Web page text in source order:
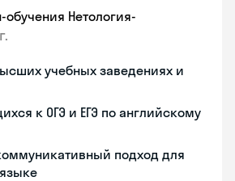
обучения Нетология-
учебных заведениях и
к ОГЭ и ЕГЭ по английскому
подход для